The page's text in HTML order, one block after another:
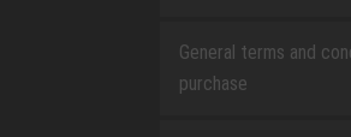
General terms and
purchase